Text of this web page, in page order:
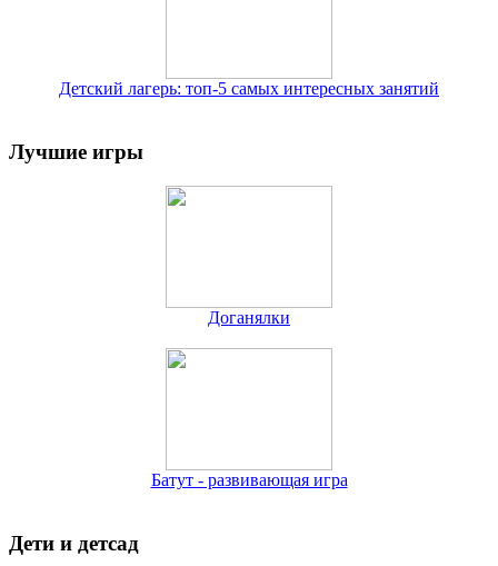
Детский лагерь: топ-5 самых интересных занятий
Лучшие игры
Доганялки
Батут - развивающая игра
Дети и детсад